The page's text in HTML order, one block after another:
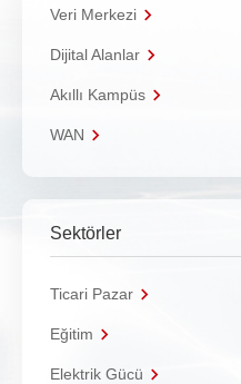
Veri Merkezi
Dijital Alanlar
Akıllı Kampüs
WAN
Sektörler
Ticari Pazar
Eğitim
Elektrik Gücü